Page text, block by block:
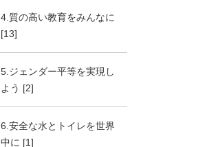
4.質の高い教育をみんなに
[13]
5.ジェンダー平等を実現し
よう [2]
6.安全な水とトイレを世界
中に [1]